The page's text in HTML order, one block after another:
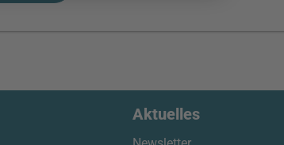
Aktuelles